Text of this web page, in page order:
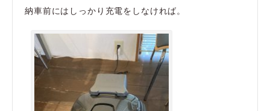
納車前にはしっかり充電をしなければ。